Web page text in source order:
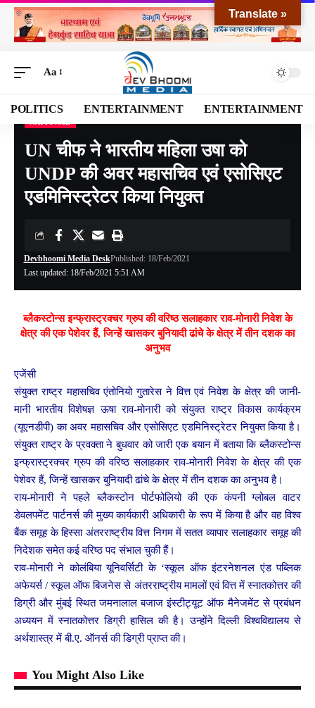
Aa
POLITICS ENTERTAINMENT ENTERTAINMENT
Devbhoomi Media >Blog>NATIONAL>UN चीफ ने भारतीय महिला उषा को UNDP की अवर महासचिव एवं एसोसिएट एडमिनिस्ट्रेटर किया नियुक्त
UN चीफ ने भारतीय महिला उषा को
UNDP की अवर महासचिव एवं एसोसिएट
एडमिनिस्ट्रेटर किया नियुक्त
Last updated: 18/Feb/2021 5:51 AM
Devbhoomi Media DeskPublished: 18/Feb/2021
ब्लैकस्टोन्स इन्फ्रास्ट्रक्चर ग्रुप की वरिष्ठ सलाहकार राव-मोनारी निवेश के
क्षेत्र की एक पेशेवर हैं, जिन्हें खासकर बुनियादी ढांचे के क्षेत्र में तीन दशक का
अनुभव
एजेंसी
संयुक्त राष्ट्र महासचिव एंतोनियो गुतारेस ने वित्त एवं निवेश के क्षेत्र की जानी-
मानी भारतीय विशेषज्ञ ऊषा राव-मोनारी को संयुक्त राष्ट्र विकास कार्यक्रम
(यूएनडीपी) का अवर महासचिव और एसोसिएट एडमिनिस्ट्रेटर नियुक्त किया है।
संयुक्त राष्ट्र के प्रवक्ता ने बुधवार को जारी एक बयान में बताया कि ब्लैकस्टोन्स
इन्फ्रास्ट्रक्चर ग्रुप की वरिष्ठ सलाहकार राव-मोनारी निवेश के क्षेत्र की एक
पेशेवर हैं, जिन्हें खासकर बुनियादी ढांचे के क्षेत्र में तीन दशक का अनुभव है।
राय-मोनारी ने पहले ब्लैकस्टोन पोर्टफोलियो की एक कंपनी ग्लोबल वाटर
डेवलपमेंट पार्टनर्स की मुख्य कार्यकारी अधिकारी के रूप में किया है और वह विश्व
बैंक समूह के हिस्सा अंतरराष्ट्रीय वित्त निगम में सतत व्यापार सलाहकार समूह की
निदेशक समेत कई वरिष्ठ पद संभाल चुकी हैं।
राव-मोनारी ने कोलंबिया यूनिवर्सिटी के ‘स्कूल ऑफ इंटरनेशनल एंड पब्लिक
अफेयर्स / स्कूल ऑफ बिजनेस से अंतरराष्ट्रीय मामलों एवं वित्त में स्नातकोत्तर की
डिग्री और मुंबई स्थित जमनालाल बजाज इंस्टीट्यूट ऑफ मैनेजमेंट से प्रबंधन
अध्ययन में स्नातकोत्तर डिग्री हासिल की है। उन्होंने दिल्ली विश्वविद्यालय से
अर्थशास्त्र में बी.ए. ऑनर्स की डिग्री प्राप्त की।
You Might Also Like
Translate »